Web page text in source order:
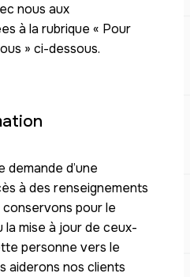
nous aux
à la rubrique « Pour
» ci-dessous.
demande d’une
à des renseignements
pour le
la mise à jour de ceux-
personne vers le
aiderons nos clients